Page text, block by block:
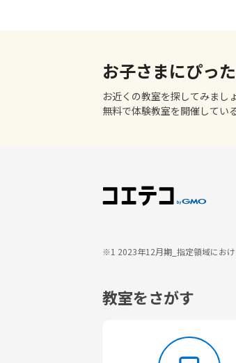
お子さまにぴっ
お近くの教室を探してみまし
無料で体験教室を開催してい
※1 2023年12月期_指定領域にお
教室をさがす